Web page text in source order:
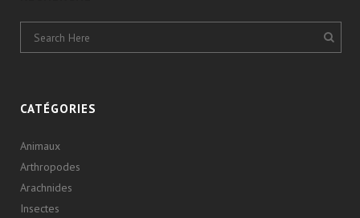
CATÉGORIES
Animaux
Arthropodes
Arachnides
Insectes